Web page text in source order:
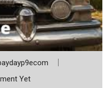
Yet